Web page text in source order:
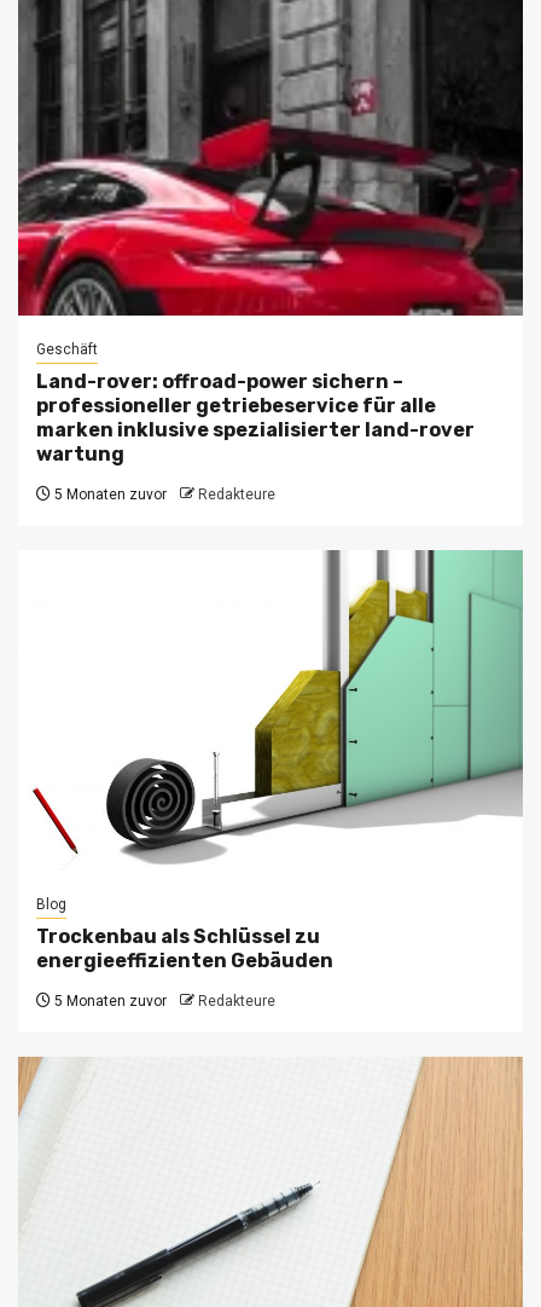
Geschäft
Land-rover: offroad-power sichern –
professioneller getriebeservice für alle
marken inklusive spezialisierter land-rover
wartung
5 Monaten zuvor Redakteure
Blog
Trockenbau als Schlüssel zu
energieeffizienten Gebäuden
5 Monaten zuvor Redakteure